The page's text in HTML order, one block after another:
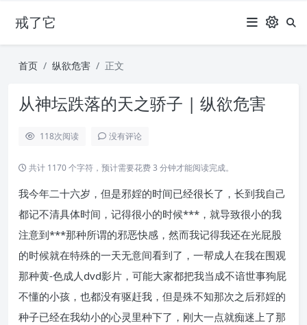
戒了它
首页 纵欲危害 正文
从神坛跌落的天之骄子 | 纵欲危害
118次阅读 没有评论
共计 1170 个字符，预计需要花费 3 分钟才能阅读完成。
我今年二十六岁，但是邪婬的时间已经很长了，长到我自己
都记不清具体时间，记得很小的时候***，就导致很小的我
注意到***那种所谓的邪恶快感，然而我记得我还在光屁股
的时候就在特殊的一天无意间看到了，一帮成人在我在围观
那种黄-色成人dvd影片，可能大家都把我当成不谙世事狗屁
不懂的小孩，也都没有驱赶我，但是殊不知那次之后邪婬的
种子已经在我幼小的心灵里种下了，刚大一点就痴迷上了那